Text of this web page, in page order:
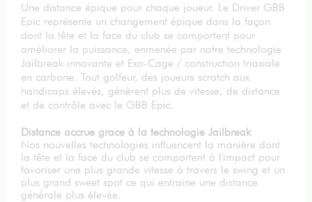
Une distance épique pour chaque joueur. Le Driver GBB
Epic représente un changement épique dans la façon
dont la tête et la face du club se comportent pour
améliorer la puissance, enmenée par notre technologie
Jailbreak innovante et Exo-Cage / construction triaxiale
en carbone. Tout golfeur, des joueurs scratch aux
handicaps élevés, génèrent plus de vitesse, de distance
et de contrôle avec le GBB Epic.
Distance accrue grace à la technologie Jailbreak
Nos nouvelles technologies influencent la manière dont
la tête et la face du club se comportent à l'impact pour
favoriser une plus grande vitesse à travers le swing et un
plus grand sweet spot ce qui entraine une distance
générale plus élevée.